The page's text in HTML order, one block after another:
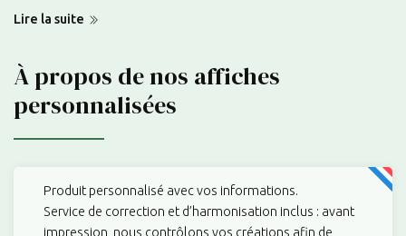
Personnalisation intégrale
surnom de
votre enfant sur l'affiche. Les infos de naissance,
incluant la date, l'heure, le poids, et la taille, sont également
modifiables. Chaque affiche devient ainsi une représentation
Choix infinitésimal de couleurs et de
typographies
Lire la suite
À propos de nos affiches
personnalisées
Produit personnalisé avec vos informations.
Service de correction et d’harmonisation inclus : avant
impression, nous contrôlons vos créations afin de